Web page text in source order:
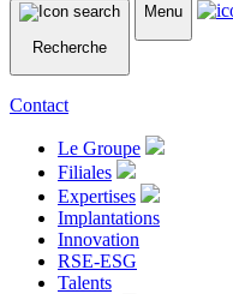
Recherche
Menu
Contact
Le Groupe
Filiales
Expertises
Implantations
Innovation
RSE-ESG
Talents